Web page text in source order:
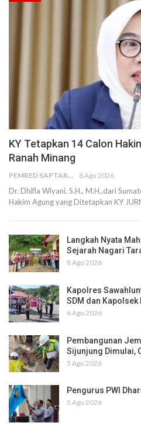
KY Tetapkan 14 Calon
Ranah Minang
PEMRED SAPTARIUS 8 Agu 2026
Dr. Dhifla Wiyani, S.H., M.H.,dari
Hakim Agung yang Ditetapkan KY
Langkah Nyata
Sejarah Nagari
8 Agu 2026
Kapolres
SDM dan Kapolsek
6 Agu 2026
Pembangunan
Sijunjung Dimulai,
5 Agu 2026
Pengurus PWI
5 Agu 2026